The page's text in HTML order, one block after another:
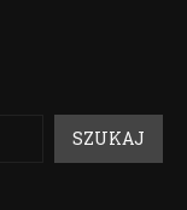
SZUKAJ